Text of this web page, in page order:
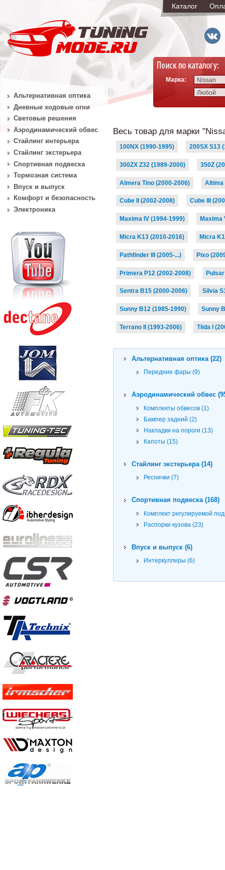
Каталог
Марка:
Nissan
Любой
Весь товар для марки
100NX (1990-1995) 200SX S13
300ZX Z32 (1989-2000) 350Z
Almera Tino (2000-2006) Altima
Cube II (2002-2008) Cube III
Maxima IV (1994-1999) Maxima
Micra K13 (2010-2016) Micra
Pathfinder III (2005-...) Pixo
Primera P12 (2002-2008) Pulsar
Sentra B15 (2000-2006) Silvia
Sunny B12 (1985-1990) Sunny
Terrano II (1993-2006) Tiida I
Альтернативная оптика (22)
Передние фары (9)
Аэродинамический обвес
Комплекты обвесов (1)
Бампер задний (2)
Накладки на пороги (13)
Капоты (15)
Стайлинг экстерьера (14)
Реснички (7)
Спортивная подвеска (168)
Комплект регулируемой
Распорки кузова (23)
Впуск и выпуск (6)
Интеркуллеры (6)
Альтернативная оптика
Дневные ходовые огни
Световые решения
Аэродинамический обвес
Стайлинг интерьера
Стайлинг экстерьера
Спортивная подвеска
Тормозная система
Впуск и выпуск
Комфорт и безопасность
Электроника